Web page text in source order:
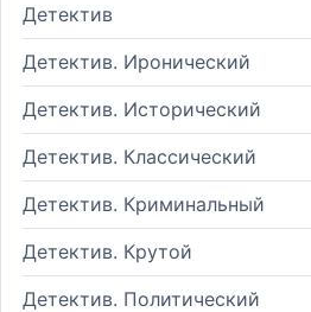
Детектив
Детектив. Иронический
Детектив. Исторический
Детектив. Классический
Детектив. Криминальный
Детектив. Крутой
Детектив. Политический